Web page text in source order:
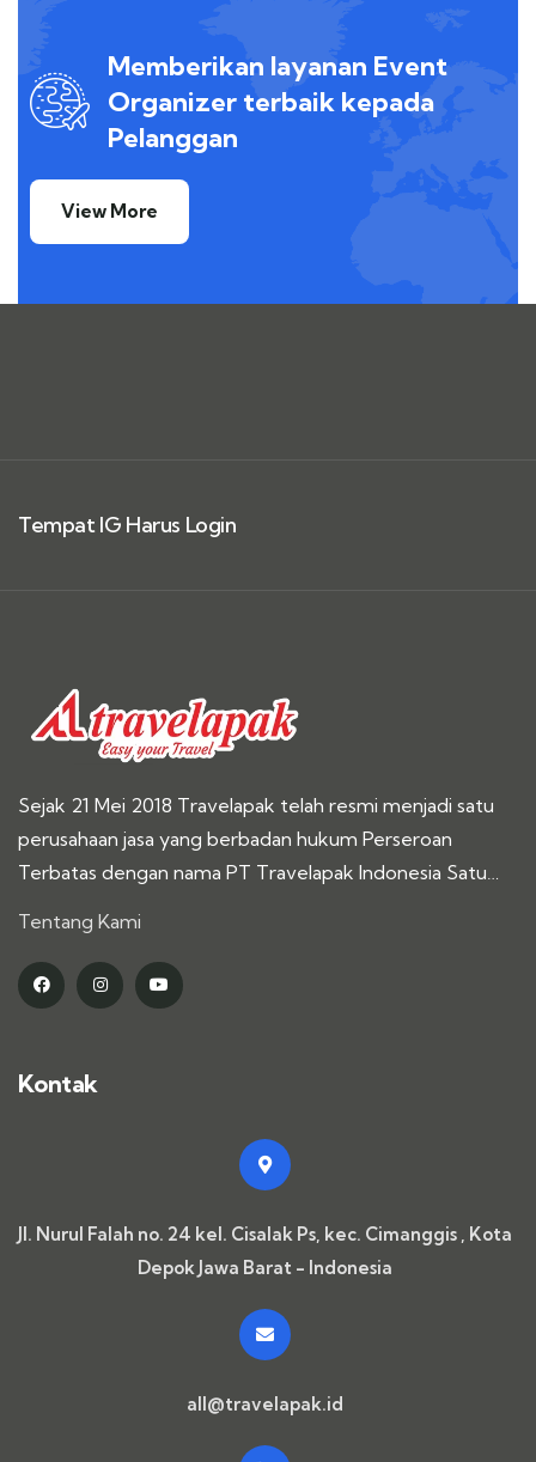
Memberikan layanan Event
Organizer terbaik kepada
Pelanggan
View More
Tempat IG Harus Login
Sejak 21 Mei 2018 Travelapak telah resmi menjadi satu
perusahaan jasa yang berbadan hukum Perseroan
Terbatas dengan nama PT Travelapak Indonesia Satu…
Tentang Kami
Kontak
Jl. Nurul Falah no. 24 kel. Cisalak Ps, kec. Cimanggis , Kota
Depok Jawa Barat - Indonesia
all@travelapak.id